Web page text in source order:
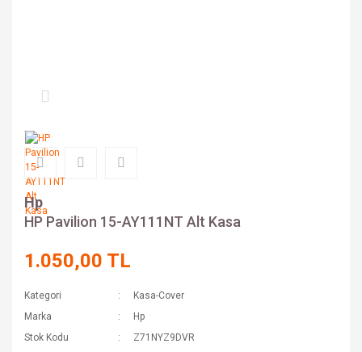
Hp
HP Pavilion 15-AY111NT Alt Kasa
1.050,00 TL
Kategori
Kasa-Cover
Marka
Hp
Stok Kodu
Z71NYZ9DVR